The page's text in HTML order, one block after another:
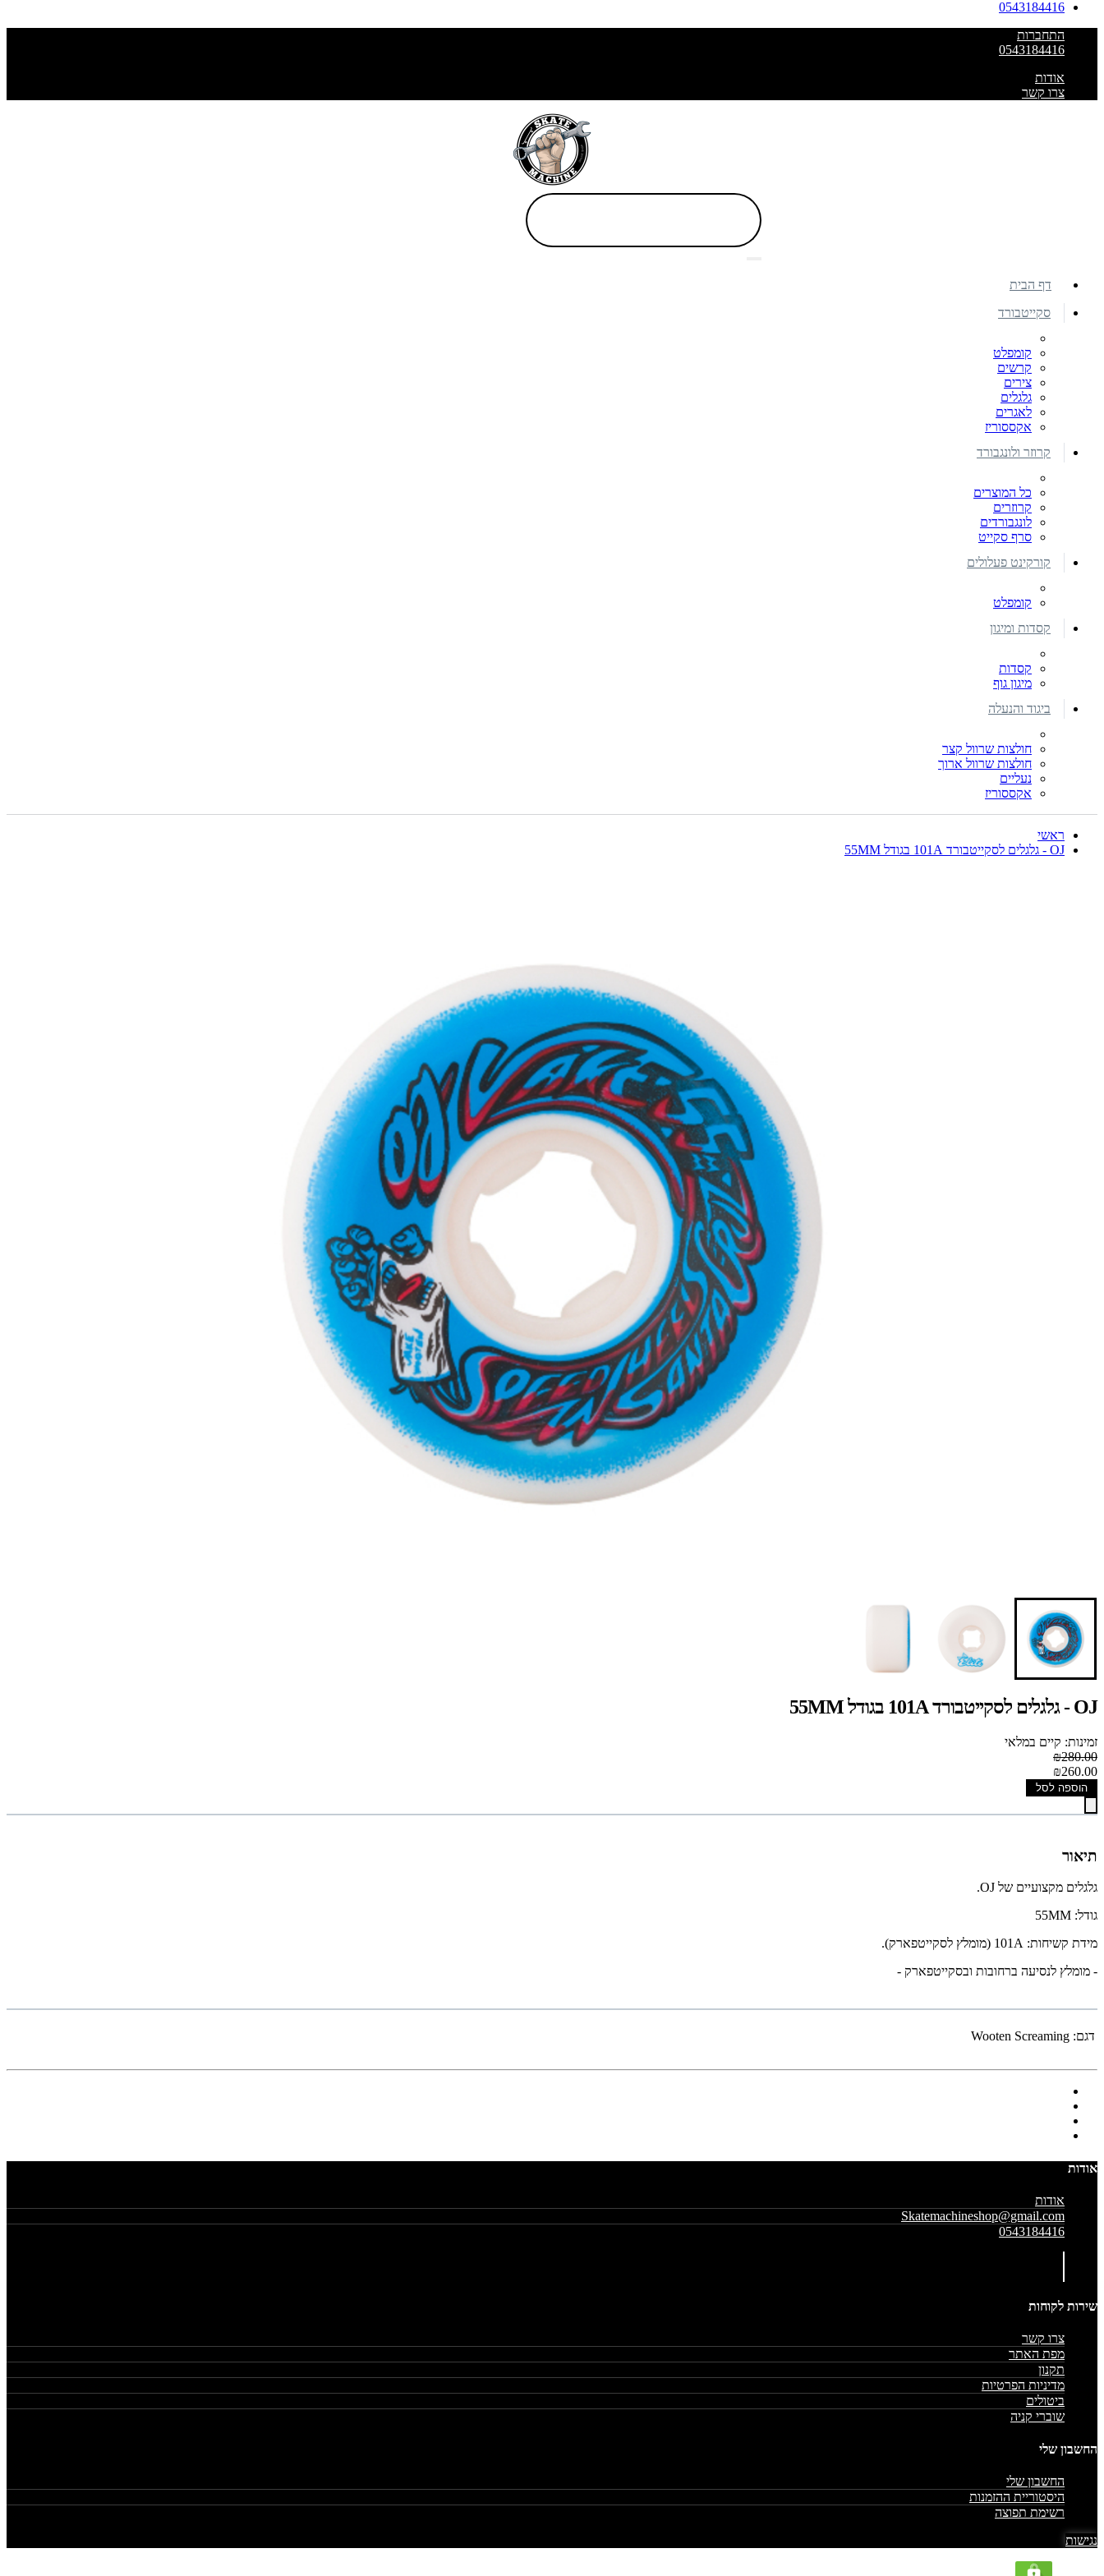
0543184416
התחברות
0543184416
אודות
צרו קשר
דף הבית
סקייטבורד
קומפלט
קרשים
צירים
גלגלים
לאגרים
אקססוריז
קרוזר ולונגבורד
כל המוצרים
קרוזרים
לונגבורדים
סרף סקייט
קורקינט פעלולים
קומפלט
קסדות ומיגון
קסדות
מיגון גוף
ביגוד והנעלה
חולצות שרוול קצר
חולצות שרוול ארוך
נעליים
אקססוריז
ראשי
OJ - גלגלים לסקייטבורד 101A בגודל 55MM
OJ - גלגלים לסקייטבורד 101A בגודל 55MM
זמינות: קיים במלאי
₪280.00
₪260.00
הוספה לסל
תיאור
גלגלים מקצועיים של OJ.
גודל: 55MM
מידת קשיחות: 101A (מומלץ לסקייטפארק).
- מומלץ לנסיעה ברחובות ובסקייטפארק -
דגם: Wooten Screaming
אודות
אודות
Skatemachineshop@gmail.com
0543184416
שירות לקוחות
צרו קשר
מפת האתר
תקנון
מדיניות הפרטיות
ביטולים
שוברי קניה
החשבון שלי
החשבון שלי
היסטוריית ההזמנות
רשימת תפוצה
נגישות